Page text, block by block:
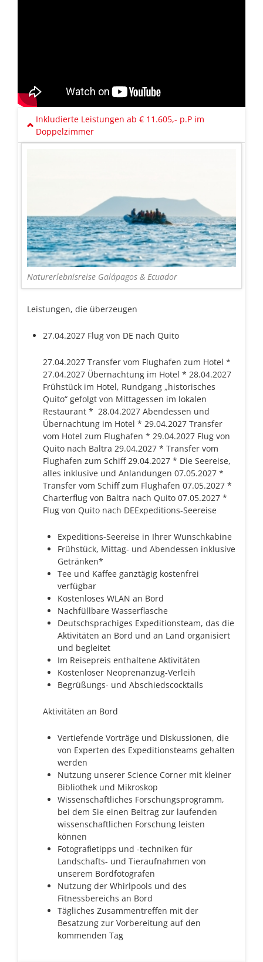
Inkludierte Leistungen ab € 11.605,- p.P im
Doppelzimmer
Naturerlebnisreise Galápagos & Ecuador
Leistungen, die überzeugen
27.04.2027 Flug von DE nach Quito
27.04.2027 Transfer vom Flughafen zum Hotel *
27.04.2027 Übernachtung im Hotel * 28.04.2027
Frühstück im Hotel, Rundgang „historisches
Quito“ gefolgt von Mittagessen im lokalen
Restaurant * 28.04.2027 Abendessen und
Übernachtung im Hotel * 29.04.2027 Transfer
vom Hotel zum Flughafen * 29.04.2027 Flug von
Quito nach Baltra 29.04.2027 * Transfer vom
Flughafen zum Schiff 29.04.2027 * Die Seereise,
alles inklusive und Anlandungen 07.05.2027 *
Transfer vom Schiff zum Flughafen 07.05.2027 *
Charterflug von Baltra nach Quito 07.05.2027 *
Flug von Quito nach DEExpeditions-Seereise
Expeditions-Seereise in Ihrer Wunschkabine
Frühstück, Mittag- und Abendessen inklusive
Getränken*
Tee und Kaffee ganztägig kostenfrei
verfügbar
Kostenloses WLAN an Bord
Nachfüllbare Wasserflasche
Deutschsprachiges Expeditionsteam, das die
Aktivitäten an Bord und an Land organisiert
und begleitet
Im Reisepreis enthaltene Aktivitäten
Kostenloser Neoprenanzug-Verleih
Begrüßungs- und Abschiedscocktails
Aktivitäten an Bord
Vertiefende Vorträge und Diskussionen, die
von Experten des Expeditionsteams gehalten
werden
Nutzung unserer Science Corner mit kleiner
Bibliothek und Mikroskop
Wissenschaftliches Forschungsprogramm,
bei dem Sie einen Beitrag zur laufenden
wissenschaftlichen Forschung leisten
können
Fotografietipps und -techniken für
Landschafts- und Tieraufnahmen von
unserem Bordfotografen
Nutzung der Whirlpools und des
Fitnessbereichs an Bord
Tägliches Zusammentreffen mit der
Besatzung zur Vorbereitung auf den
kommenden Tag